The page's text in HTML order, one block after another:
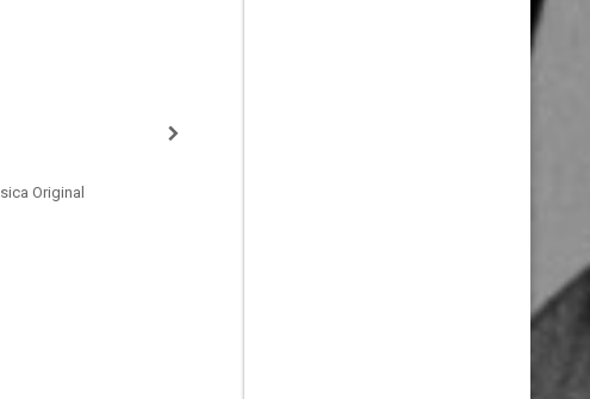
Original